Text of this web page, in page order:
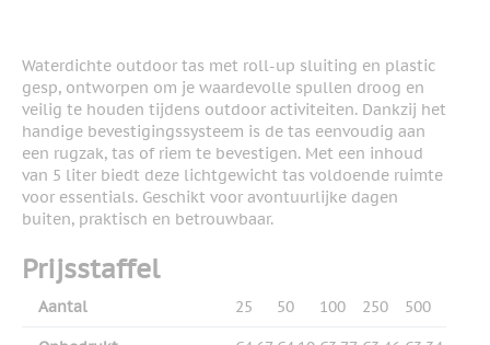
Waterdichte outdoor tas met roll-up sluiting en plastic
gesp, ontworpen om je waardevolle spullen droog en
veilig te houden tijdens outdoor activiteiten. Dankzij het
handige bevestigingssysteem is de tas eenvoudig aan
een rugzak, tas of riem te bevestigen. Met een inhoud
van 5 liter biedt deze lichtgewicht tas voldoende ruimte
voor essentials. Geschikt voor avontuurlijke dagen
buiten, praktisch en betrouwbaar.
Prijsstaffel
Aantal 25 50 100 250 500